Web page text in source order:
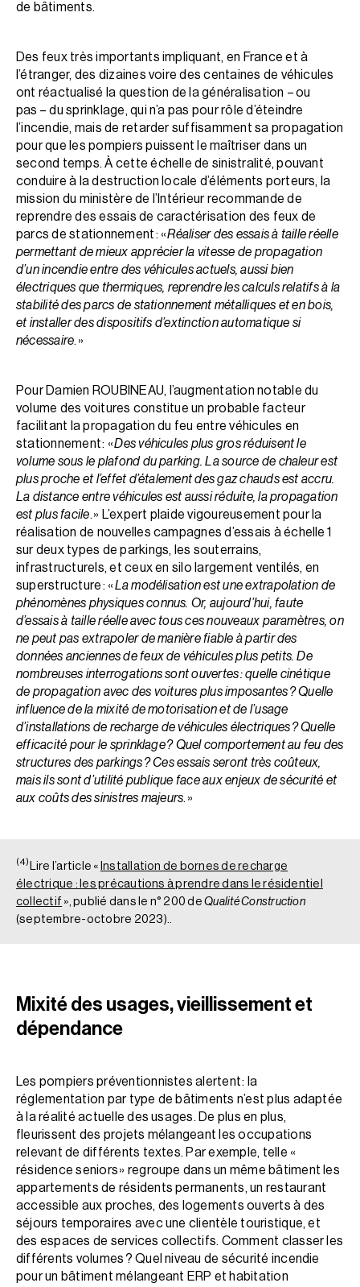
de bâtiments.
Des feux très importants impliquant, en France et à
l’étranger, des dizaines voire des centaines de véhicules
ont réactualisé la question de la généralisation – ou
pas – du sprinklage, qui n’a pas pour rôle d’éteindre
l’incendie, mais de retarder suffisamment sa propagation
pour que les pompiers puissent le maîtriser dans un
second temps. À cette échelle de sinistralité, pouvant
conduire à la destruction locale d’éléments porteurs, la
mission du ministère de l’Intérieur recommande de
reprendre des essais de caractérisation des feux de
parcs de stationnement : «Réaliser des essais à taille réelle
permettant de mieux apprécier la vitesse de propagation
d’un incendie entre des véhicules actuels, aussi bien
électriques que thermiques, reprendre les calculs relatifs à la
stabilité des parcs de stationnement métalliques et en bois,
et installer des dispositifs d’extinction automatique si
nécessaire. »
Pour Damien ROUBINEAU, l’augmentation notable du
volume des voitures constitue un probable facteur
facilitant la propagation du feu entre véhicules en
stationnement : «Des véhicules plus gros réduisent le
volume sous le plafond du parking. La source de chaleur est
plus proche et l’effet d’étalement des gaz chauds est accru.
La distance entre véhicules est aussi réduite, la propagation
est plus facile. » L’expert plaide vigoureusement pour la
réalisation de nouvelles campagnes d’essais à échelle 1
sur deux types de parkings, les souterrains,
infrastructurels, et ceux en silo lar­gement ventilés, en
superstructure : «La modélisation est une extrapolation de
phénomènes physiques connus. Or, aujourd’hui, faute
d’essais à taille réelle avec tous ces nouveaux paramètres, on
ne peut pas extrapoler de manière fiable à partir des
données anciennes de feux de véhicules plus petits. De
nombreuses interrogations sont ouvertes : quelle cinétique
de propagation avec des voitures plus imposantes ? Quelle
influence de la mixité de motorisation et de l’usage
d’installations de recharge de véhicules électriques ? Quelle
efficacité pour le sprinklage ? Quel comportement au feu des
structures des parkings ? Ces essais seront très coûteux,
mais ils sont d’utilité publique face aux enjeux de sécurité et
aux coûts des sinistres majeurs. »
(4) Lire l’article « Installation de bornes de recharge
électrique : les précautions à prendre dans le résidentiel
collectif », publié dans le n° 200 deQualité Construction
(septembre-octobre 2023)..
Mixité des usages, vieillissement et
dépendance
Les pompiers préventionnistes alertent : la
réglementation par type de bâtiments n’est plus adaptée
à la réalité actuelle des usages. De plus en plus,
fleurissent des projets mélangeant les occupations
relevant de différents textes. Par exemple, telle «
résidence seniors » regroupe dans un même bâtiment les
appartements de résidents permanents, un restaurant
accessible aux proches, des logements ouverts à des
séjours temporaires avec une clientèle touristique, et
des espaces de services collectifs. Comment classer les
différents volumes ? Quel niveau de sécurité incendie
pour un bâtiment mélangeant ERP et habitation